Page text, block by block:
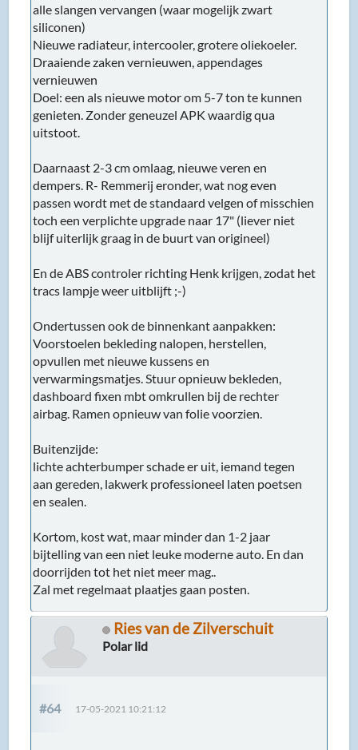
alle slangen vervangen (waar mogelijk zwart
siliconen)
Nieuwe radiateur, intercooler, grotere oliekoeler.
Draaiende zaken vernieuwen, appendages
vernieuwen
Doel: een als nieuwe motor om 5-7 ton te kunnen
genieten. Zonder geneuzel APK waardig qua
uitstoot.
Daarnaast 2-3 cm omlaag, nieuwe veren en
dempers. R- Remmerij eronder, wat nog even
passen wordt met de standaard velgen of misschien
toch een verplichte upgrade naar 17" (liever niet
blijf uiterlijk graag in de buurt van origineel)
En de ABS controler richting Henk krijgen, zodat het
tracs lampje weer uitblijft ;-)
Ondertussen ook de binnenkant aanpakken:
Voorstoelen bekleding nalopen, herstellen,
opvullen met nieuwe kussens en
verwarmingsmatjes. Stuur opnieuw bekleden,
dashboard fixen mbt omkrullen bij de rechter
airbag. Ramen opnieuw van folie voorzien.
Buitenzijde:
lichte achterbumper schade er uit, iemand tegen
aan gereden, lakwerk professioneel laten poetsen
en sealen.
Kortom, kost wat, maar minder dan 1-2 jaar
bijtelling van een niet leuke moderne auto. En dan
doorrijden tot het niet meer mag..
Zal met regelmaat plaatjes gaan posten.
Ries van de Zilverschuit
Polar lid
#64 17-05-2021 10:21:12